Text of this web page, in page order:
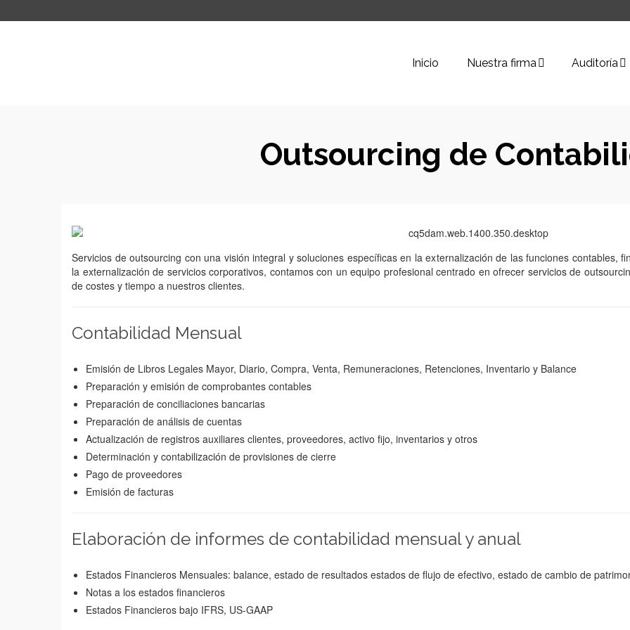
Inicio Nuestra firma Auditoría
Outsourcing de
Servicios de outsourcing con una visión integral y soluciones específicas en la externalización de las funciones contables,
la externalización de servicios corporativos, contamos con un equipo profesional centrado en ofrecer servicios de
de costes y tiempo a nuestros clientes.
Contabilidad Mensual
Emisión de Libros Legales Mayor, Diario, Compra, Venta, Remuneraciones, Retenciones, Inventario y Balance
Preparación y emisión de comprobantes contables
Preparación de conciliaciones bancarias
Preparación de análisis de cuentas
Actualización de registros auxiliares clientes, proveedores, activo fijo, inventarios y otros
Determinación y contabilización de provisiones de cierre
Pago de proveedores
Emisión de facturas
Elaboración de informes de contabilidad mensual y anual
Estados Financieros Mensuales: balance, estado de resultados estados de flujo de efectivo, estado de cambio de
Notas a los estados financieros
Estados Financieros bajo IFRS, US-GAAP